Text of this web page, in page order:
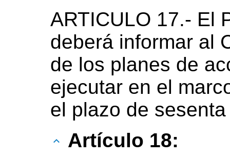
ARTICULO 17.- El
deberá informar al
de los planes de
ejecutar en el
el plazo de
Artículo 18: